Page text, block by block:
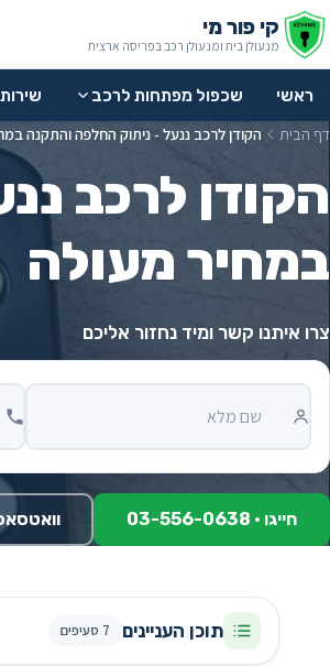
דלג לתוכןקי פור מי
מנעולן בית ומנעולן רכב בפריסה ארצית
ראשי שכפול מפתחות לרכב
דף הבית הקודן לרכב ננעל - ניתוק החלפה והתקנה
הקודן לרכב
במחיר מעולה
צרו איתנו קשר ומיד נחזור אליכם
שם מלא
חייגו · 03-556-0638
תוכן העניינים 7 סעיפים